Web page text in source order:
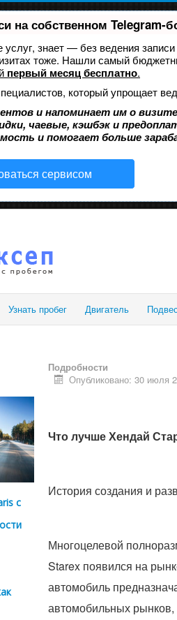
на собственном Telegram-
услуг, знает — без ведения
тоже. Нашли самый
первый месяц бесплатно.
который упрощает
и напоминает им о
чаевые, кэшбэк и
и помогает больше
сервисом
Узнать пробег Двигатель
с
Подробности
Опубликовано: 30 июля
Что лучше Хендай
История создания и
Многоцелевой
Starex появился на
автомобиль
автомобильных рынков,